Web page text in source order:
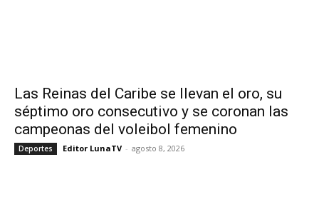
Las Reinas del Caribe se llevan el oro, su
séptimo oro consecutivo y se coronan las
campeonas del voleibol femenino
Deportes Editor LunaTV - agosto 8, 2026